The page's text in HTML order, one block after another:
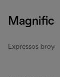
Magnifica
Expressos